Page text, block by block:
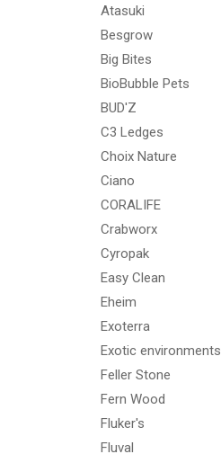
Atasuki
Besgrow
Big Bites
BioBubble Pets
BUD'Z
C3 Ledges
Choix Nature
Ciano
CORALIFE
Crabworx
Cyropak
Easy Clean
Eheim
Exoterra
Exotic environments
Feller Stone
Fern Wood
Fluker's
Fluval